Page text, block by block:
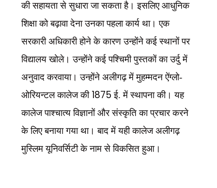
की सहायता से सुधारा जा सकता है। इसलिए आधुनिक
शिक्षा को बढ़ावा देना उनका पहला कार्य था। एक
सरकारी अधिकारी होने के कारण उन्होंने कई स्थानों पर
विद्यालय खोले। उन्होंने कई पश्चिमी पुस्तकों का उर्दु में
अनुवाद करवाया। उन्होंने अलीगढ़ में मुहम्मदन ऐंग्लो-
ओरियन्टल कालेज की 1875 ई. में स्थापना की। यह
कालेज पाश्चात्य विज्ञानों और संस्कृति का प्रचार करने
के लिए बनाया गया था। बाद में यही कालेज अलीगढ़
मुस्लिम यूनिवर्सिटी के नाम से विकसित हुआ।